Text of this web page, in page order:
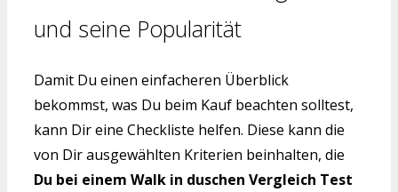
und seine Popularität
Damit Du einen einfacheren Überblick
bekommst, was Du beim Kauf beachten solltest,
kann Dir eine Checkliste helfen. Diese kann die
von Dir ausgewählten Kriterien beinhalten, die
Du bei einem Walk in duschen Vergleich Test